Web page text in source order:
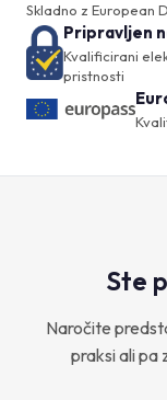
Skladno z European
Pripravljen
Kvalificirani
pristnosti
Ste
Naročite
praksi ali pa